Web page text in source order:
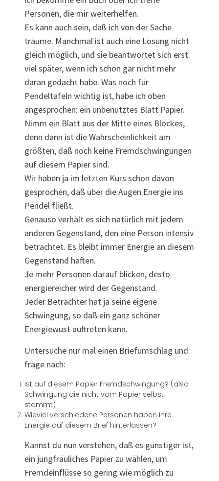
Personen, die mir weiterhelfen.
Es kann auch sein, daß ich von der Sache
träume. Manchmal ist auch eine Lösung nicht
gleich möglich, und sie beantwortet sich erst
viel später, wenn ich schon gar nicht mehr
daran gedacht habe. Was noch für
Pendeltafeln wichtig ist, habe ich oben
angesprochen: ein unbenutztes Blatt Papier.
Nimm ein Blatt aus der Mitte eines Blockes,
denn dann ist die Wahrscheinlichkeit am
größten, daß noch keine Fremdschwingungen
auf diesem Papier sind.
Wir haben ja im letzten Kurs schon davon
gesprochen, daß über die Augen Energie ins
Pendel fließt.
Genauso verhält es sich natürlich mit jedem
anderen Gegenstand, den eine Person intensiv
betrachtet. Es bleibt immer Energie an diesem
Gegenstand haften.
Je mehr Personen darauf blicken, desto
energiereicher wird der Gegenstand.
Jeder Betrachter hat ja seine eigene
Schwingung, so daß ein ganz schöner
Energiewust auftreten kann.
Untersuche nur mal einen Briefumschlag und
frage nach:
Ist auf diesem Papier Fremdschwingung? (also
Schwingung die nicht vom Papier selbst
stammt)
Wieviel verschiedene Personen haben ihre
Energie auf diesem Brief hinterlassen?
Kannst du nun verstehen, daß es günstiger ist,
ein jungfräuliches Papier zu wählen, um
Fremdeinflüsse so gering wie möglich zu